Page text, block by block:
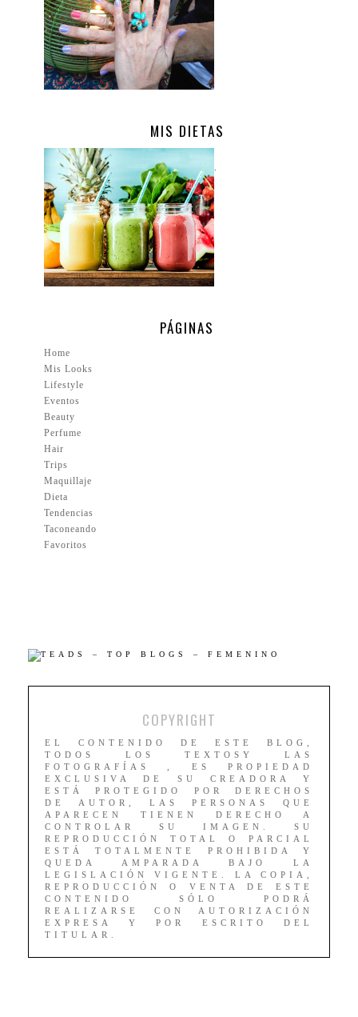
MIS DIETAS
.
PÁGINAS
Home
Mis Looks
Lifestyle
Eventos
Beauty
Perfume
Hair
Trips
Maquillaje
Dieta
Tendencias
Taconeando
Favoritos
COPYRIGHT
EL CONTENIDO DE ESTE BLOG,
TODOS LOS TEXTOSY LAS
FOTOGRAFÍAS , ES PROPIEDAD
EXCLUSIVA DE SU CREADORA Y
ESTÁ PROTEGIDO POR DERECHOS
DE AUTOR, LAS PERSONAS QUE
APARECEN TIENEN DERECHO A
CONTROLAR SU IMAGEN. SU
REPRODUCCIÓN TOTAL O PARCIAL
ESTÁ TOTALMENTE PROHIBIDA Y
QUEDA AMPARADA BAJO LA
LEGISLACIÓN VIGENTE. LA COPIA,
REPRODUCCIÓN O VENTA DE ESTE
CONTENIDO SÓLO PODRÁ
REALIZARSE CON AUTORIZACIÓN
EXPRESA Y POR ESCRITO DEL
TITULAR.